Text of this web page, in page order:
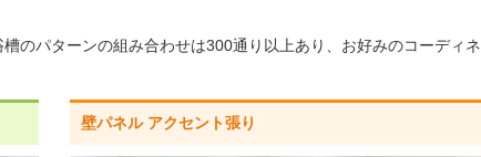
タオル掛
標準仕様モデル
のパターンの組み合わせは300通り以上あり、お好みのコーディ
壁パネル アクセント張り